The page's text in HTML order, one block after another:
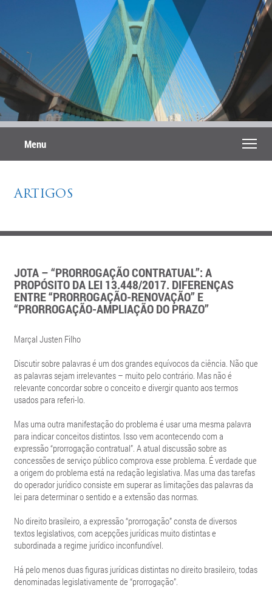
Menu
ARTIGOS
JOTA – “PRORROGAÇÃO CONTRATUAL”: A
PROPÓSITO DA LEI 13.448/2017. DIFERENÇAS
ENTRE “PRORROGAÇÃO-RENOVAÇÃO” E
“PRORROGAÇÃO-AMPLIAÇÃO DO PRAZO”
Marçal Justen Filho
Discutir sobre palavras é um dos grandes equívocos da ciência. Não que
as palavras sejam irrelevantes – muito pelo contrário. Mas não é
relevante concordar sobre o conceito e divergir quanto aos termos
usados para referi-lo.
Mas uma outra manifestação do problema é usar uma mesma palavra
para indicar conceitos distintos. Isso vem acontecendo com a
expressão “prorrogação contratual”. A atual discussão sobre as
concessões de serviço público comprova esse problema. É verdade que
a origem do problema está na redação legislativa. Mas uma das tarefas
do operador jurídico consiste em superar as limitações das palavras da
lei para determinar o sentido e a extensão das normas.
No direito brasileiro, a expressão “prorrogação” consta de diversos
textos legislativos, com acepções jurídicas muito distintas e
subordinada a regime jurídico inconfundível.
Há pelo menos duas figuras jurídicas distintas no direito brasileiro, todas
denominadas legislativamente de “prorrogação”.